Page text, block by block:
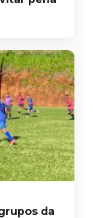
da